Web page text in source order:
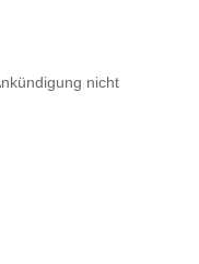
nicht